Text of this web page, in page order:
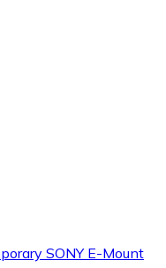
SONY E-Mount